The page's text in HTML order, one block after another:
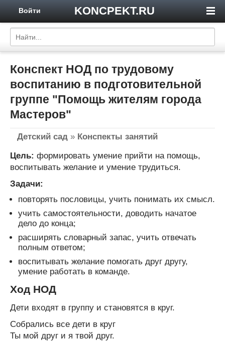
KONCPEKT.RU
Войти
Конспект НОД по трудовому
воспитанию в подготовительной
группе "Помощь жителям города
Мастеров"
Детский сад » Конспекты занятий
Цель: формировать умение прийти на помощь,
воспитывать желание и умение трудиться.
Задачи:
повторять пословицы, учить понимать их смысл.
учить самостоятельности, доводить начатое
дело до конца;
расширять словарный запас, учить отвечать
полным ответом;
воспитывать желание помогать друг другу,
умение работать в команде.
Ход НОД
Дети входят в группу и становятся в круг.
Собрались все дети в круг
Ты мой друг и я твой друг.